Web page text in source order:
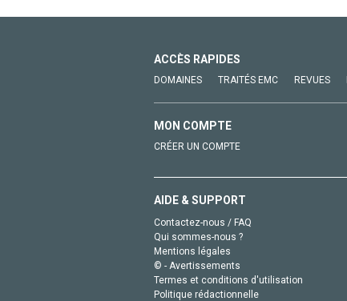
ACCÈS RAPIDES
DOMAINES TRAITÉS EMC REVUES
MON COMPTE
CRÉER UN COMPTE
AIDE & SUPPORT
Contactez-nous / FAQ
Qui sommes-nous ?
Mentions légales
© - Avertissements
Termes et conditions d'utilisation
Politique rédactionnelle